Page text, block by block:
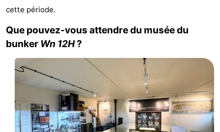
et
faire
Lieux
d'intérêt
Musées
Monuments
Points
Attractions
cette période.
Que pouvez-vous attendre du musée du
bunker Wn 12H?